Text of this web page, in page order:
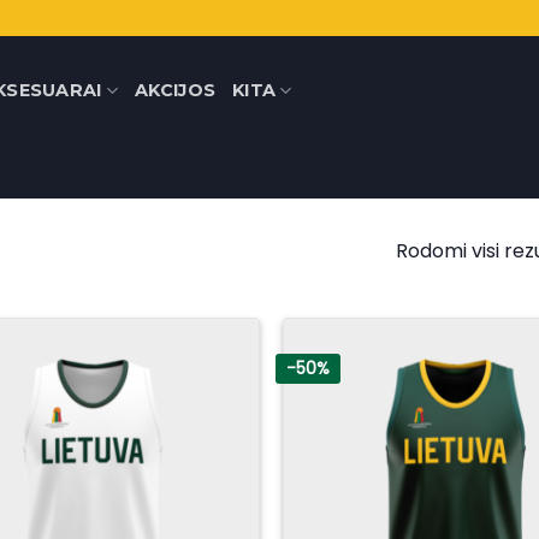
AKCIJOS KITA
Rodomi visi
-50%